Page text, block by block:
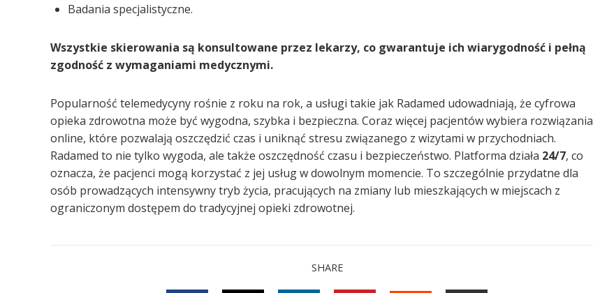
Badania specjalistyczne.
Wszystkie skierowania są konsultowane przez lekarzy, co gwarantuje ich wiarygodność i pełną
zgodność z wymaganiami medycznymi.
Popularność telemedycyny rośnie z roku na rok, a usługi takie jak Radamed udowadniają, że cyfrowa
opieka zdrowotna może być wygodna, szybka i bezpieczna. Coraz więcej pacjentów wybiera rozwiązania
online, które pozwalają oszczędzić czas i uniknąć stresu związanego z wizytami w przychodniach.
Radamed to nie tylko wygoda, ale także oszczędność czasu i bezpieczeństwo. Platforma działa 24/7, co
oznacza, że pacjenci mogą korzystać z jej usług w dowolnym momencie. To szczególnie przydatne dla
osób prowadzących intensywny tryb życia, pracujących na zmiany lub mieszkających w miejscach z
ograniczonym dostępem do tradycyjnej opieki zdrowotnej.
SHARE